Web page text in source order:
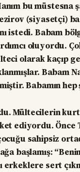
bu
(siyasetçi)
istedi. Babam
oluyordu.
olarak kaçıp
Babamın
Mültecilerin
ediyordu. Önce
sahipsiz
başlamış:
erkeklere sert